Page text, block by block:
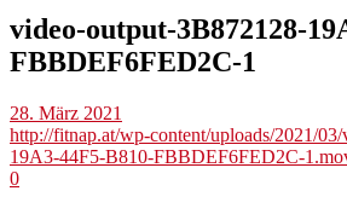
video-output-3B872128-
FBBDEF6FED2C-1
28. März 2021
http://fitnap.at/wp-content/uploads/2021/
19A3-44F5-B810-FBBDEF6FED2C-
0